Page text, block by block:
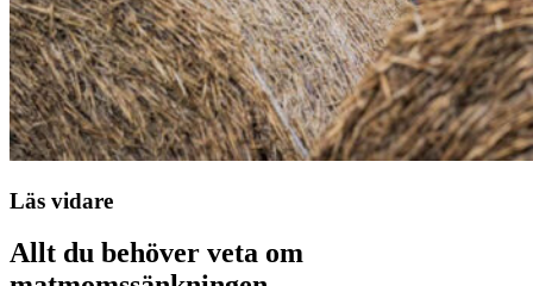
Läs vidare
Allt du behöver veta om